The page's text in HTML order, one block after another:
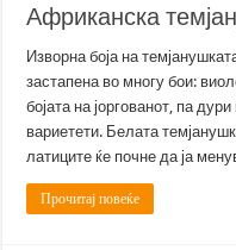
Африканска
Изворна боја на
застапена во многу бои:
бојата на јоргованот, па
вариетети. Белата
латиците ќе почне да ја
Прочитај повеќе